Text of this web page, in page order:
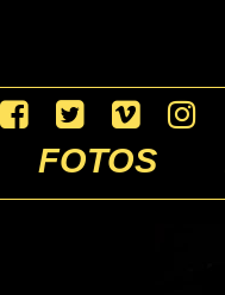
FOTOS